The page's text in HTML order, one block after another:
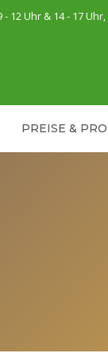
12 Uhr & 14 - 17
PREISE &